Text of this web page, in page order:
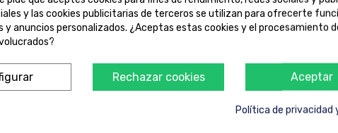
de pintura
difícil acceso
y las cookies publicitarias de terceros se utilizan para ofrecerte
y anuncios personalizados. ¿Aceptas estas cookies y el procesamiento
Aceptar
Rechazar cookies
Política de privacidad